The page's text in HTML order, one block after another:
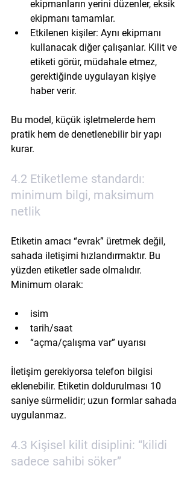
ekipmanların yerini düzenler, eksik
ekipmanı tamamlar.
Etkilenen kişiler: Aynı ekipmanı
kullanacak diğer çalışanlar. Kilit ve
etiketi görür, müdahale etmez,
gerektiğinde uygulayan kişiye
haber verir.
Bu model, küçük işletmelerde hem
pratik hem de denetlenebilir bir yapı
kurar.
4.2 Etiketleme standardı:
minimum bilgi, maksimum
netlik
Etiketin amacı “evrak” üretmek değil,
sahada iletişimi hızlandırmaktır. Bu
yüzden etiketler sade olmalıdır.
Minimum olarak:
isim
tarih/saat
“açma/çalışma var” uyarısı
İletişim gerekiyorsa telefon bilgisi
eklenebilir. Etiketin doldurulması 10
saniye sürmelidir; uzun formlar sahada
uygulanmaz.
4.3 Kişisel kilit disiplini: “kilidi
sadece sahibi söker”